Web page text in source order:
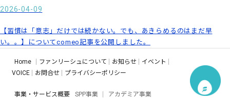
2026-04-09
【習慣は「意志」だけでは続かない。でも、あきらめるのはまだ早
い。。】についてcomeo記事を公開しました。
Home ファンリーシュについて お知らせ
イベント
VOICE
お問合せ プライバシーポリシー
事業・サービス概要 SPP事業 アカデミア事業